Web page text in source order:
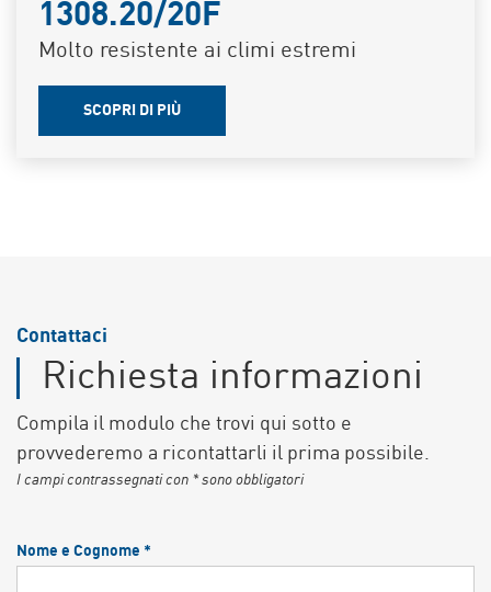
1308.20/20F
Molto resistente ai climi estremi
SCOPRI DI PIÙ
Contattaci
Richiesta informazioni
Compila il modulo che trovi qui sotto e
provvederemo a ricontattarli il prima possibile.
I campi contrassegnati con * sono obbligatori
Nome e Cognome *